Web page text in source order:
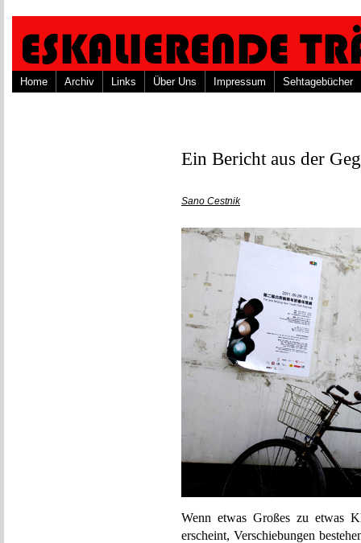
Home Archiv Links Über Uns Impressum Sehtagebücher
Ein Bericht aus der
Sano Cestnik
Wenn etwas Großes zu etwas
erscheint, Verschiebungen